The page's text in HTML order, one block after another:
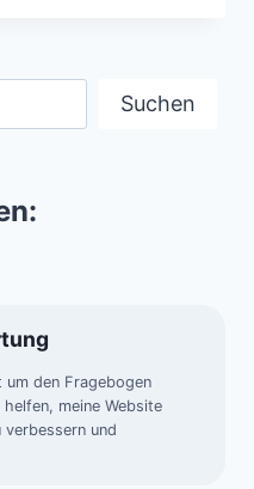
Suchen
um den Fragebogen
meine Website
verbessern und